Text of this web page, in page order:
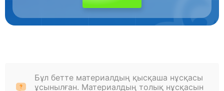
Бұл бетте материалдың қысқаша нұсқасы
ұсынылған. Материалдың толық нұсқасын